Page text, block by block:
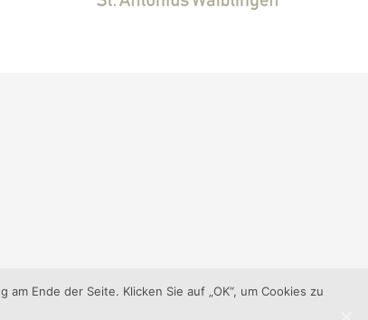
Ende der Seite. Klicken Sie auf „OK“, um Cookies zu